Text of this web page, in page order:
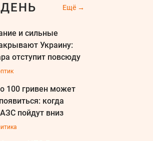
Ещё
и сильные
Украину:
отступит повсюду
100 гривен может
когда
пойдут вниз